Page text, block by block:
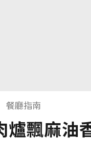
餐廳指南
爐飄麻油